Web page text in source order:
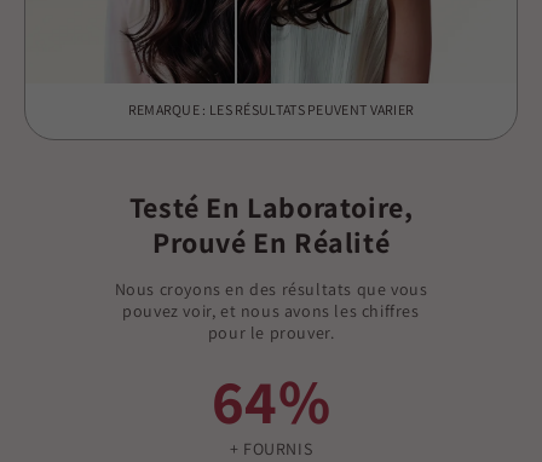
REMARQUE : LES RÉSULTATS PEUVENT VARIER
Testé En Laboratoire,
Prouvé En Réalité
Nous croyons en des résultats que vous
pouvez voir, et nous avons les chiffres
pour le prouver.
64%
+ FOURNIS